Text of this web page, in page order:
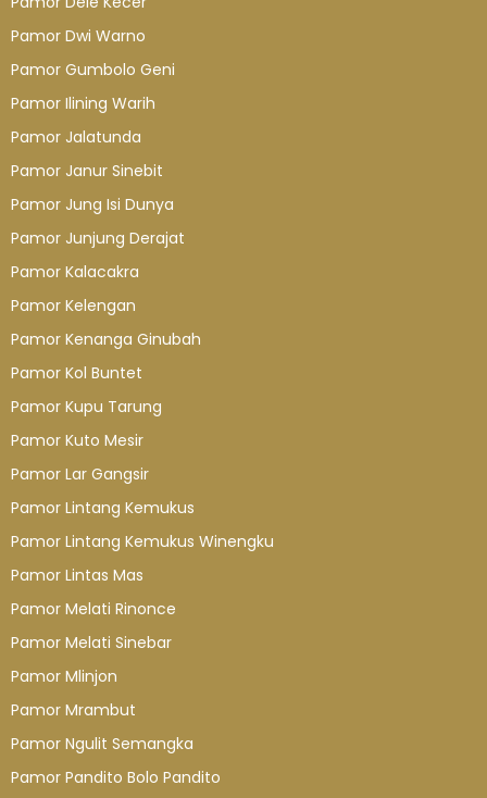
Pamor Dwi Warno
Pamor Gumbolo Geni
Pamor Ilining Warih
Pamor Jalatunda
Pamor Janur Sinebit
Pamor Jung Isi Dunya
Pamor Junjung Derajat
Pamor Kalacakra
Pamor Kelengan
Pamor Kenanga Ginubah
Pamor Kol Buntet
Pamor Kupu Tarung
Pamor Kuto Mesir
Pamor Lar Gangsir
Pamor Lintang Kemukus
Pamor Lintang Kemukus Winengku
Pamor Lintas Mas
Pamor Melati Rinonce
Pamor Melati Sinebar
Pamor Mlinjon
Pamor Mrambut
Pamor Ngulit Semangka
Pamor Pandito Bolo Pandito